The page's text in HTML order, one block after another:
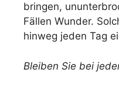
bringen,
Fällen Wunder.
hinweg jeden Tag
Bleiben Sie bei